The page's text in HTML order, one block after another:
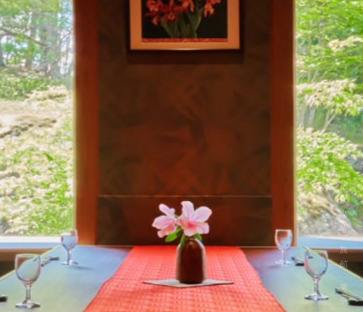
秋保温泉 旅館 蘭亭